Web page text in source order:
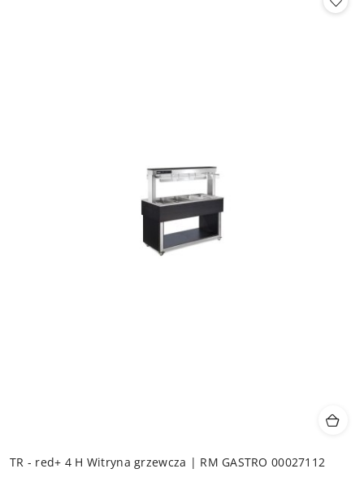
TR - red+ 4 H Witryna grzewcza | RM GASTRO 00027112